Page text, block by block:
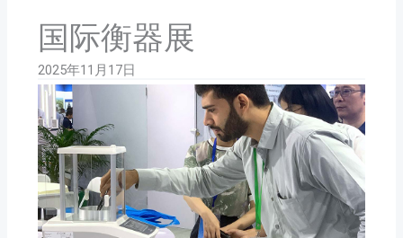
国际衡器展
2025年11月17日